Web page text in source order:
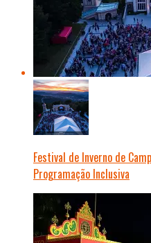
Festival de Inverno de
Programação Inclusiva